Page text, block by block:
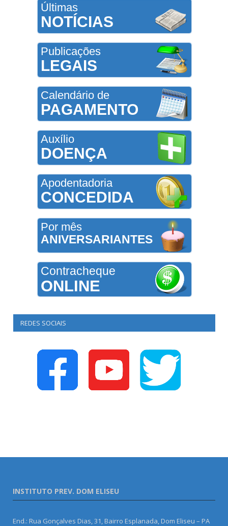
Últimas
NOTÍCIAS
Publicações
LEGAIS
Calendário de
PAGAMENTO
Auxílio
DOENÇA
Apodentadoria
CONCEDIDA
Por mês
ANIVERSARIANTES
Contracheque
ONLINE
REDES SOCIAIS
INSTITUTO PREV. DOM ELISEU
End.: Rua Gonçalves Dias, 31, Bairro Esplanada, Dom Eliseu – PA